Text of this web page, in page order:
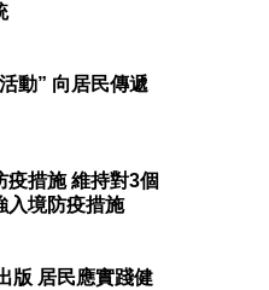
動” 向居民傳遞
措施 維持對3個
入境防疫措施
版 居民應實踐健